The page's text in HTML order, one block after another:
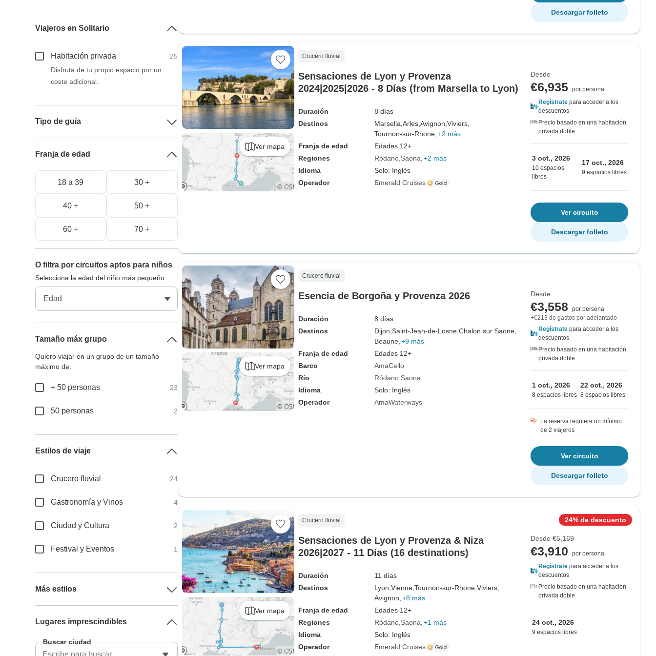
Descargar folleto
Ver mapa
Crucero fluvial
Sensaciones de Lyon y Provenza
2024|2025|2026 - 8 Días (from Marsella to Lyon)
Duración
8 días
Destinos
Marsella, Arles, Avignon, Viviers,
Tournon-sur-Rhone, +2 más
Franja de edad
Edades 12+
Regiones
Ródano Saona +2 más
Idioma
Solo: Inglés
Operador
Emerald Cruises
Desde
€6,935 por persona
Regístrate para acceder a los
descuentos
Precio basado en una habitación
privada doble
3 oct., 2026
10 espacios
libres
17 oct., 2026
9 espacios libres
Ver circuito
Descargar folleto
Ver mapa
Crucero fluvial
Esencia de Borgoña y Provenza 2026
Duración
8 días
Destinos
Dijon, Saint-Jean-de-Losne, Chalon sur Saone,
Beaune, +9 más
Franja de edad
Edades 12+
Barco
AmaCello
Río
Ródano Saona
Idioma
Solo: Inglés
Operador
AmaWaterways
Desde
€3,558
por persona
+€213 de gastos por adelantado
Regístrate para acceder a los
descuentos
Precio basado en una habitación
privada doble
1 oct., 2026
8 espacios libres
22 oct., 2026
8 espacios libres
La reserva requiere un mínimo
de 2 viajeros
Ver circuito
Descargar folleto
Ver mapa
Crucero fluvial
Sensaciones de Lyon y Provenza & Niza
2026|2027 - 11 Días (16 destinations)
Duración
11 días
Destinos
Lyon, Vienne, Tournon-sur-Rhone, Viviers,
Avignon, +8 más
Franja de edad
Edades 12+
Regiones
Ródano Saona +1 más
Idioma
Solo: Inglés
Operador
Emerald Cruises
24% de descuento
Desde €5,169
€3,910
por persona
Regístrate para acceder a los
descuentos
Precio basado en una habitación
privada doble
24 oct., 2026
9 espacios libres
Viajeros en Solitario
Habitación privada
25
Disfruta de tu propio espacio por un
coste adicional.
Tipo de guía
Franja de edad
18 a 39 30 +
40 + 50 +
60 + 70 +
O filtra por circuitos aptos para niños
Selecciona la edad del niño más pequeño:
Tamaño máx grupo
Quiero viajar en un grupo de un tamaño
máximo de:
+ 50 personas 23
50 personas 2
Estilos de viaje
Crucero fluvial 24
Gastronomía y Vinos 4
Ciudad y Cultura 2
Festival y Eventos 1
Más estilos
Lugares imprescindibles
Buscar ciudad